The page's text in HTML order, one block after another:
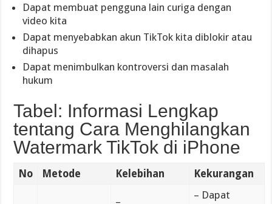
Dapat membuat pengguna lain curiga dengan
video kita
Dapat menyebabkan akun TikTok kita diblokir atau
dihapus
Dapat menimbulkan kontroversi dan masalah
hukum
Tabel: Informasi Lengkap
tentang Cara Menghilangkan
Watermark TikTok di iPhone
No Metode Kelebihan Kekurangan
–
– Dapat